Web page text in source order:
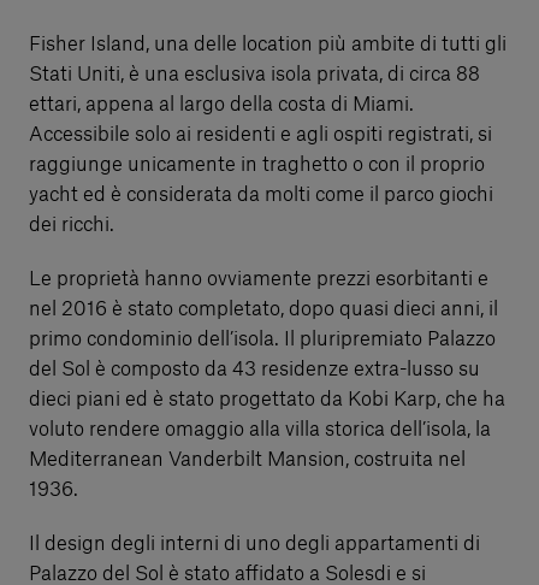
Fisher Island, una delle location più ambite di tutti gli
Stati Uniti, è una esclusiva isola privata, di circa 88
ettari, appena al largo della costa di Miami.
Accessibile solo ai residenti e agli ospiti registrati, si
raggiunge unicamente in traghetto o con il proprio
yacht ed è considerata da molti come il parco giochi
dei ricchi.
Le proprietà hanno ovviamente prezzi esorbitanti e
nel 2016 è stato completato, dopo quasi dieci anni, il
primo condominio dell’isola. Il pluripremiato Palazzo
del Sol è composto da 43 residenze extra-lusso su
dieci piani ed è stato progettato da Kobi Karp, che ha
voluto rendere omaggio alla villa storica dell’isola, la
Mediterranean Vanderbilt Mansion, costruita nel
1936.
Il design degli interni di uno degli appartamenti di
Palazzo del Sol è stato affidato a Solesdi e si